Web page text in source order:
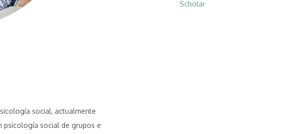
social, actualmente
psicología social de grupos e
Scholar